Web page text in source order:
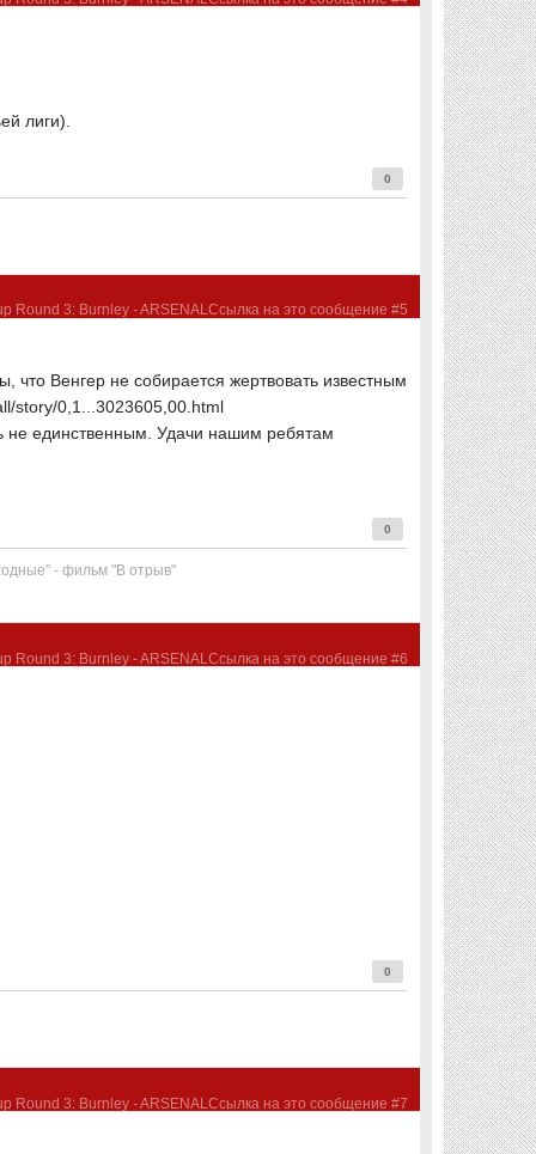
лиги).
0
Венгер не собирается жертвовать известным
story/0,1...3023605,00.html
не единственным. Удачи нашим ребятам
0
- фильм "В отрыв"
0